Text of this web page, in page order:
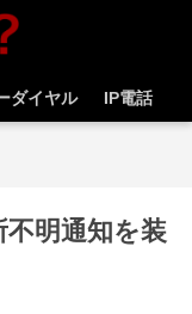
ダイヤル IP電話
明通知を装